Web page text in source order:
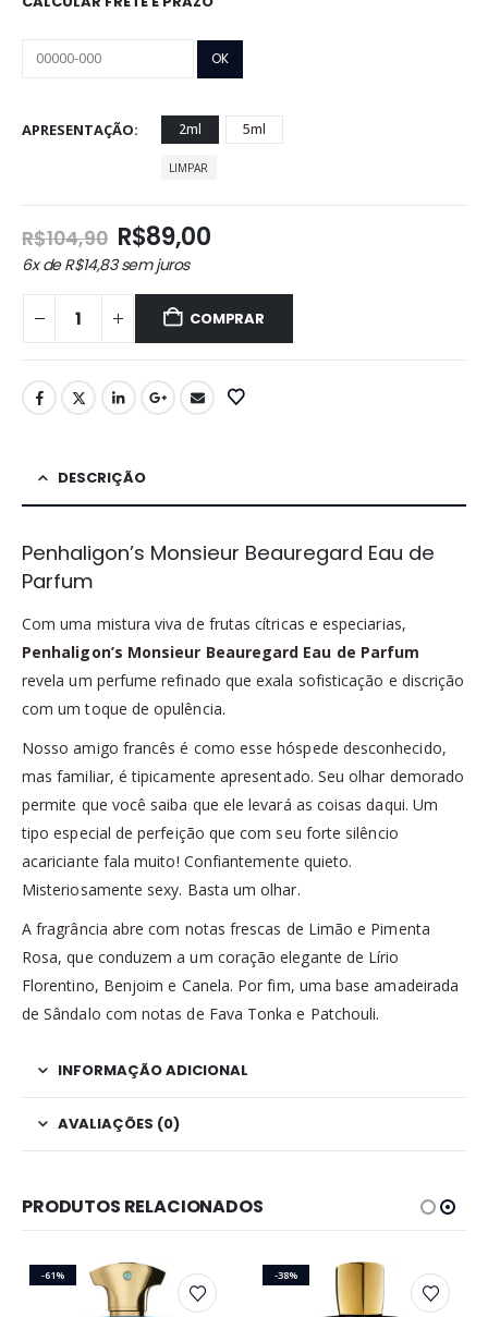
APRESENTAÇÃO 2ml 5ml
LIMPAR
R$104,90 O
preço
original
era:
R$104,90.
R$89,00O
é:
R$89,00.
6x deR$14,83sem juros
COMPRAR
DESCRIÇÃO
Penhaligon’s Monsieur Beauregard Eau de
Parfum
Com uma mistura viva de frutas cítricas e especiarias,
Penhaligon’s Monsieur Beauregard Eau de Parfum
revela um perfume refinado que exala sofisticação e discrição
com um toque de opulência.
Nosso amigo francês é como esse hóspede desconhecido,
mas familiar, é tipicamente apresentado. Seu olhar demorado
permite que você saiba que ele levará as coisas daqui. Um
tipo especial de perfeição que com seu forte silêncio
acariciante fala muito! Confiantemente quieto.
Misteriosamente sexy. Basta um olhar.
A fragrância abre com notas frescas de Limão e Pimenta
Rosa, que conduzem a um coração elegante de Lírio
Florentino, Benjoim e Canela. Por fim, uma base amadeirada
de Sândalo com notas de Fava Tonka e Patchouli.
INFORMAÇÃO ADICIONAL
AVALIAÇÕES (0)
PRODUTOS RELACIONADOS
-61% -38%